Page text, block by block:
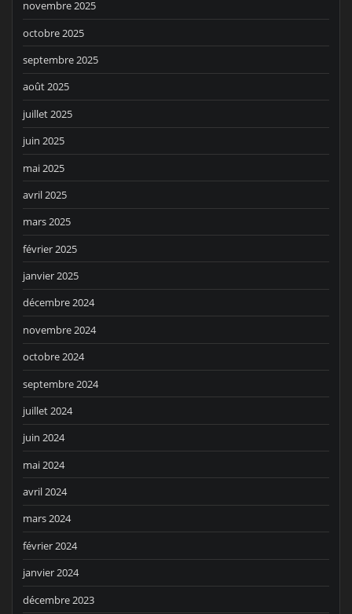
novembre 2025
octobre 2025
septembre 2025
août 2025
juillet 2025
juin 2025
mai 2025
avril 2025
mars 2025
février 2025
janvier 2025
décembre 2024
novembre 2024
octobre 2024
septembre 2024
juillet 2024
juin 2024
mai 2024
avril 2024
mars 2024
février 2024
janvier 2024
décembre 2023